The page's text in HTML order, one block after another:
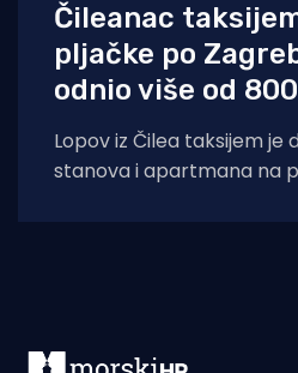
Čileanac
pljačke po
odnio više od
Lopov iz Čilea taksijem je
stanova i apartmana na